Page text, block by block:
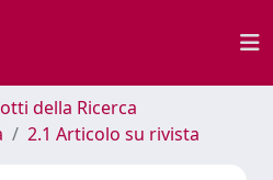
della Ricerca
2.1 Articolo su rivista